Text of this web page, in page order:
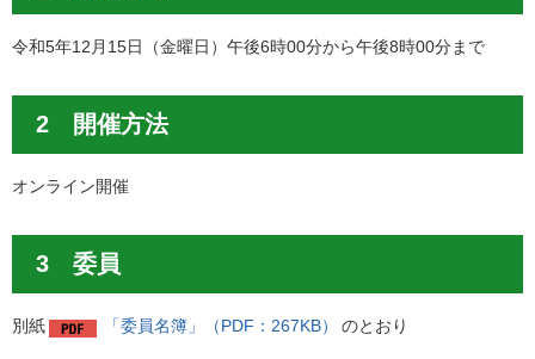
令和5年12月15日（金曜日）午後6時00分から午後8時00分まで
2 開催方法
オンライン開催
3 委員
別紙 「委員名簿」（PDF：267KB） のとおり